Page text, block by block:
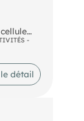
-
détail